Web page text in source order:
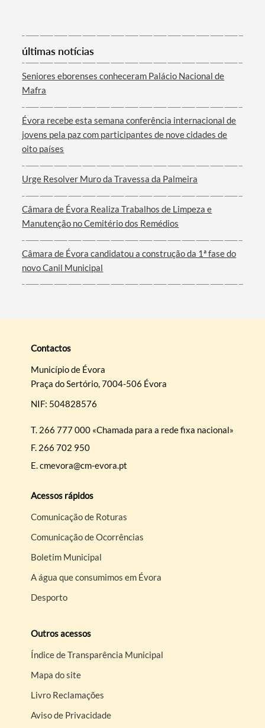
Filtros
últimas notícias
Seniores eborenses conheceram Palácio Nacional de
Mafra
Évora recebe esta semana conferência internacional de
jovens pela paz com participantes de nove cidades de
oito países
Urge Resolver Muro da Travessa da Palmeira
Câmara de Évora Realiza Trabalhos de Limpeza e
Manutenção no Cemitério dos Remédios
Câmara de Évora candidatou a construção da 1ª fase do
novo Canil Municipal
Contactos
Município de Évora
Praça do Sertório, 7004-506 Évora
NIF: 504828576
T. 266 777 000 «Chamada para a rede fixa nacional»
F. 266 702 950
E.cmevora@cm-evora.pt
Acessos rápidos
Comunicação de Roturas
Comunicação de Ocorrências
Boletim Municipal
A água que consumimos em Évora
Desporto
Outros acessos
Índice de Transparência Municipal
Mapa do site
Livro Reclamações
Aviso de Privacidade